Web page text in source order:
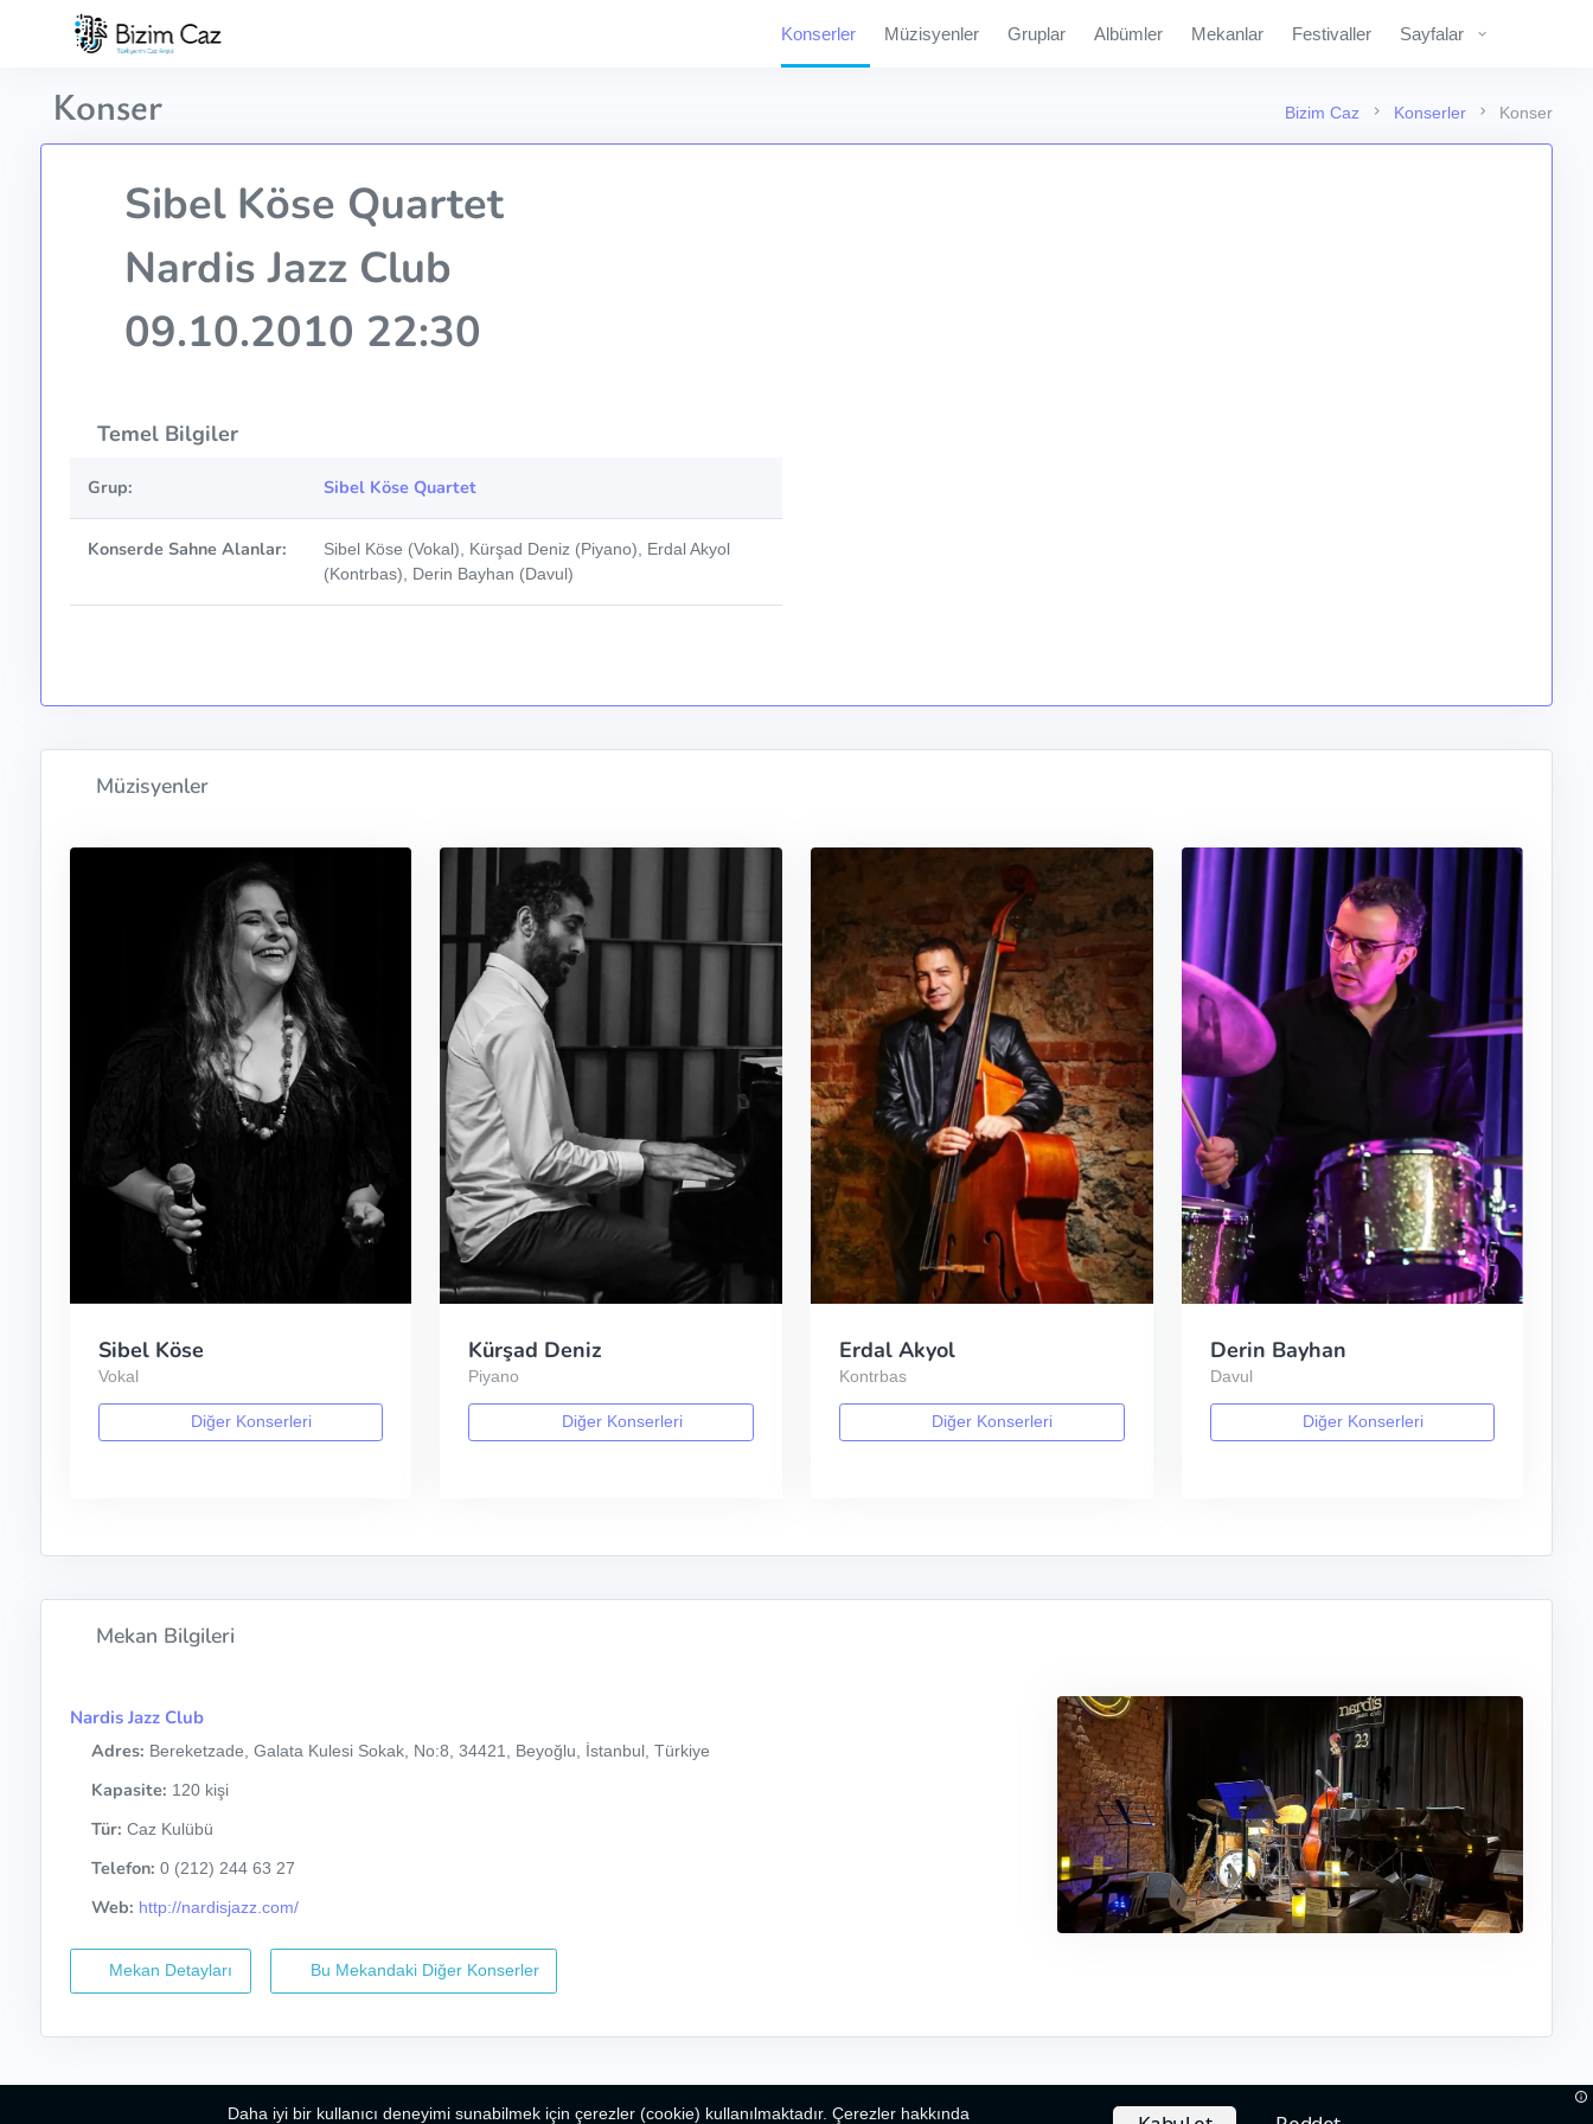
Konserler Müzisyenler Gruplar Albümler Mekanlar Festivaller Sayfalar
Bizim Caz Konserler Konser
Konser
Sibel Köse Quartet
Nardis Jazz Club
09.10.2010 22:30
Temel Bilgiler
Grup: Sibel Köse Quartet
Konserde Sahne Alanlar:
Sibel Köse (Vokal), Kürşad Deniz (Piyano), Erdal Akyol
(Kontrbas), Derin Bayhan (Davul)
Müzisyenler
Sibel Köse
Vokal
Diğer Konserleri
Kürşad Deniz
Piyano
Diğer Konserleri
Erdal Akyol
Kontrbas
Diğer Konserleri
Derin Bayhan
Davul
Diğer Konserleri
Mekan Bilgileri
Nardis Jazz Club
Adres: Bereketzade, Galata Kulesi Sokak, No:8, 34421, Beyoğlu, İstanbul, Türkiye
Kapasite: 120 kişi
Tür: Caz Kulübü
Telefon: 0 (212) 244 63 27
Web: http://nardisjazz.com/
Mekan Detayları Bu Mekandaki Diğer Konserler
Daha iyi bir kullanıcı deneyimi sunabilmek için çerezler (cookie) kullanılmaktadır. Çerezler hakkında